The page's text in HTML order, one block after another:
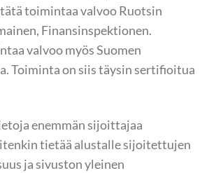
toimintaa valvoo Ruotsin
Finansinspektionen.
valvoo myös Suomen
Toiminta on siis täysin sertifioitua
enemmän sijoittajaa
tietää alustalle sijoitettujen
ja sivuston yleinen